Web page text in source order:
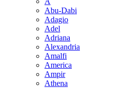
Abu-Dabi
Adagio
Adel
Adriana
Alexandria
Amalfi
America
Ampir
Athena